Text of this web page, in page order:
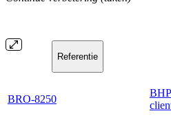
Referentie
BRO-8250